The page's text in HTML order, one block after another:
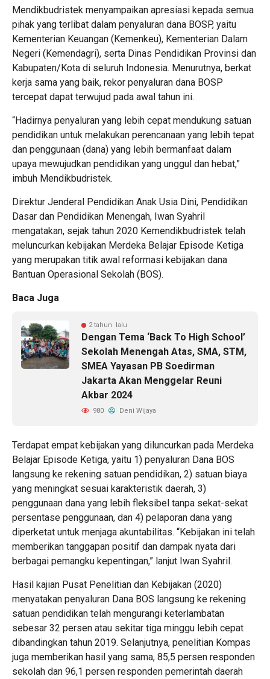
Mendikbudristek menyampaikan apresiasi kepada semua
pihak yang terlibat dalam penyaluran dana BOSP, yaitu
Kementerian Keuangan (Kemenkeu), Kementerian Dalam
Negeri (Kemendagri), serta Dinas Pendidikan Provinsi dan
Kabupaten/Kota di seluruh Indonesia. Menurutnya, berkat
kerja sama yang baik, rekor penyaluran dana BOSP
tercepat dapat terwujud pada awal tahun ini.
“Hadirnya penyaluran yang lebih cepat mendukung satuan
pendidikan untuk melakukan perencanaan yang lebih tepat
dan penggunaan (dana) yang lebih bermanfaat dalam
upaya mewujudkan pendidikan yang unggul dan hebat,”
imbuh Mendikbudristek.
Direktur Jenderal Pendidikan Anak Usia Dini, Pendidikan
Dasar dan Pendidikan Menengah, Iwan Syahril
mengatakan, sejak tahun 2020 Kemendikbudristek telah
meluncurkan kebijakan Merdeka Belajar Episode Ketiga
yang merupakan titik awal reformasi kebijakan dana
Bantuan Operasional Sekolah (BOS).
Baca Juga
2 tahun lalu
Dengan Tema ‘Back To High School’
Sekolah Menengah Atas, SMA, STM,
SMEA Yayasan PB Soedirman
Jakarta Akan Menggelar Reuni
Akbar 2024
980 Deni Wijaya
Terdapat empat kebijakan yang diluncurkan pada Merdeka
Belajar Episode Ketiga, yaitu 1) penyaluran Dana BOS
langsung ke rekening satuan pendidikan, 2) satuan biaya
yang meningkat sesuai karakteristik daerah, 3)
penggunaan dana yang lebih fleksibel tanpa sekat-sekat
persentase penggunaan, dan 4) pelaporan dana yang
diperketat untuk menjaga akuntabilitas. “Kebijakan ini telah
memberikan tanggapan positif dan dampak nyata dari
berbagai pemangku kepentingan,” lanjut Iwan Syahril.
Hasil kajian Pusat Penelitian dan Kebijakan (2020)
menyatakan penyaluran Dana BOS langsung ke rekening
satuan pendidikan telah mengurangi keterlambatan
sebesar 32 persen atau sekitar tiga minggu lebih cepat
dibandingkan tahun 2019. Selanjutnya, penelitian Kompas
juga memberikan hasil yang sama, 85,5 persen responden
sekolah dan 96,1 persen responden pemerintah daerah